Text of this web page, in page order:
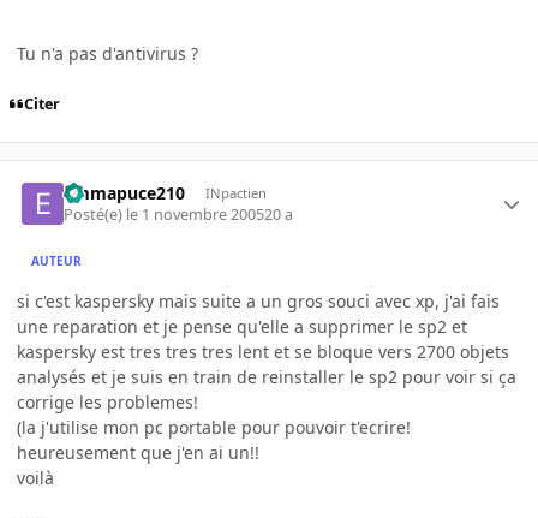
Tu n'a pas d'antivirus ?
Citer
emmapuce210 INpactien
Posté(e) le 1 novembre 200520 a
AUTEUR
si c'est kaspersky mais suite a un gros souci avec xp, j'ai fais
une reparation et je pense qu'elle a supprimer le sp2 et
kaspersky est tres tres tres lent et se bloque vers 2700 objets
analysés et je suis en train de reinstaller le sp2 pour voir si ça
corrige les problemes!
(la j'utilise mon pc portable pour pouvoir t'ecrire!
heureusement que j'en ai un!!
voilà